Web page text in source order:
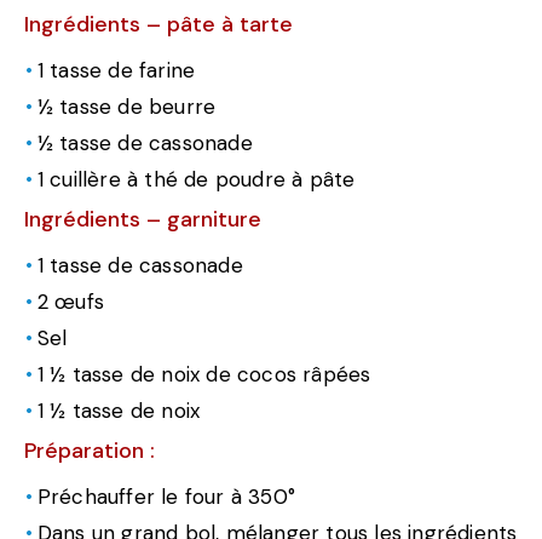
Ingrédients – pâte à tarte
1 tasse de farine
½ tasse de beurre
½ tasse de cassonade
1 cuillère à thé de poudre à pâte
Ingrédients – garniture
1 tasse de cassonade
2 œufs
Sel
1 ½ tasse de noix de cocos râpées
1 ½ tasse de noix
Préparation :
Préchauffer le four à 350°
Dans un grand bol, mélanger tous les ingrédients